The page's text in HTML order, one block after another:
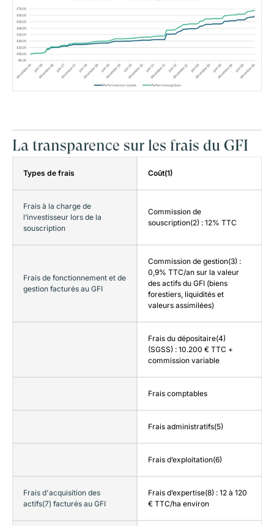
La transparence sur les frais du GFI
Types de frais Coût(1)
Frais à la charge de
l’investisseur lors de la
souscription
Commission de
souscription(2) : 12% TTC
Frais de fonctionnement et de
gestion facturés au GFI
Commission de gestion(3) :
0,9% TTC/an sur la valeur
des actifs du GFI (biens
forestiers, liquidités et
valeurs assimilées)
Frais du dépositaire(4)
(SGSS) : 10.200 € TTC +
commission variable
Frais comptables
Frais administratifs(5)
Frais d’exploitation(6)
Frais d'acquisition des
actifs(7) facturés au GFI
Frais d’expertise(8) : 12 à 120
€ TTC/ha environ